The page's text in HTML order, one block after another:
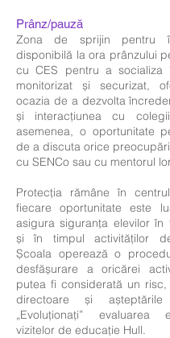
Prânz/pauză
Zona de sprijin pentru
disponibilă la ora prânzului
cu CES pentru a socializa
monitorizat și securizat,
ocazia de a dezvolta
și interacțiunea cu
asemenea, o oportunitate
de a discuta orice
cu SENCo sau cu mentorul
Protecția rămâne în
fiecare oportunitate este
asigura siguranța elevilor în
și în timpul activităților
Școala operează o
desfășurare a oricărei
putea fi considerată un risc,
directoare și
„Evoluționați” evaluarea
vizitelor de educație Hull.